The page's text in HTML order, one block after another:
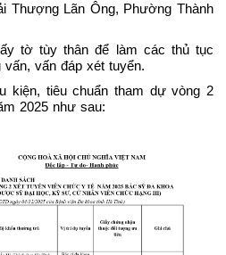
Thượng Lãn Ông, Phường Thành
tờ tùy thân để làm các thủ tục
vấn đáp xét tuyển.
kiện, tiêu chuẩn tham dự vòng 2
2025 như sau: